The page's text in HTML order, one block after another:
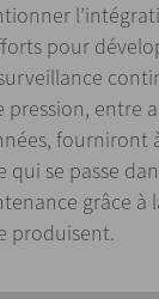
pour
entre
fourniront
qui se passe
grâce à
produisent.